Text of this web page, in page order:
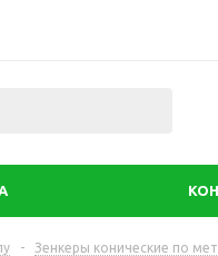
- Зенкеры конические по